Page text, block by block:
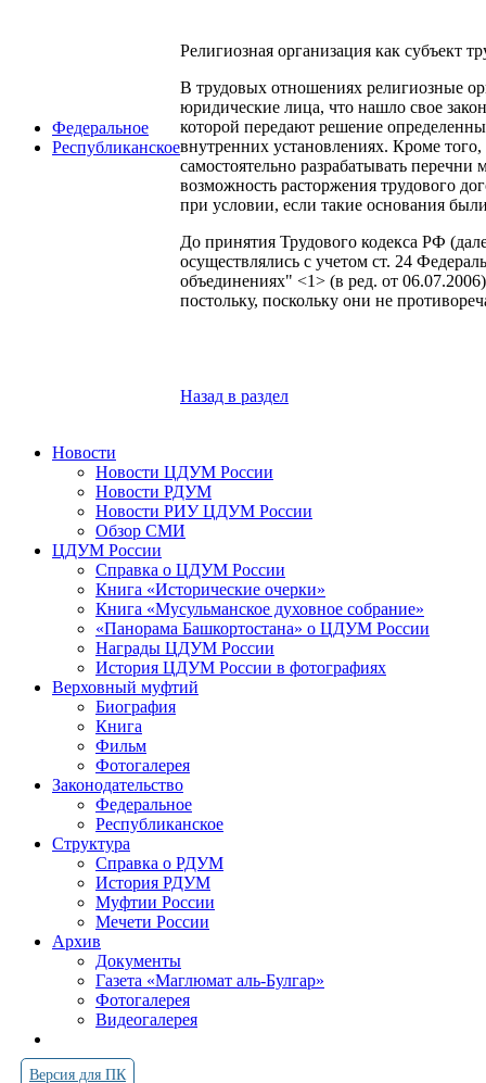
Федеральное
Республиканское
Религиозная организация как субъект
В трудовых отношениях религиозные
юридические лица, что нашло свое
которой передают решение
внутренних установлениях. Кроме
самостоятельно разрабатывать
возможность расторжения трудового
при условии, если такие основания
До принятия Трудового кодекса РФ
осуществлялись с учетом ст. 24
объединениях" <1> (в ред. от
постольку, поскольку они не
Назад в раздел
Новости
Новости ЦДУМ России
Новости РДУМ
Новости РИУ ЦДУМ России
Обзор СМИ
ЦДУМ России
Справка о ЦДУМ России
Книга «Исторические очерки»
Книга «Мусульманское духовное собрание»
«Панорама Башкортостана» о ЦДУМ России
Награды ЦДУМ России
История ЦДУМ России в фотографиях
Верховный муфтий
Биография
Книга
Фильм
Фотогалерея
Законодательство
Федеральное
Республиканское
Структура
Справка о РДУМ
История РДУМ
Муфтии России
Мечети России
Архив
Документы
Газета «Маглюмат аль-Булгар»
Фотогалерея
Видеогалерея
Версия для ПК